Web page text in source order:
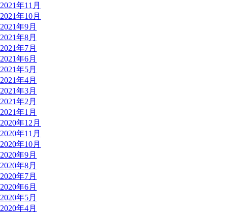
2021年11月
2021年10月
2021年9月
2021年8月
2021年7月
2021年6月
2021年5月
2021年4月
2021年3月
2021年2月
2021年1月
2020年12月
2020年11月
2020年10月
2020年9月
2020年8月
2020年7月
2020年6月
2020年5月
2020年4月